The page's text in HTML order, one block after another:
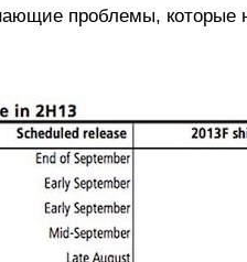
проблемы, которые